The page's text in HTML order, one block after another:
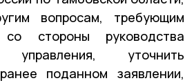
вопросам, требующим
со стороны руководства
управления, уточнить
поданном заявлении,